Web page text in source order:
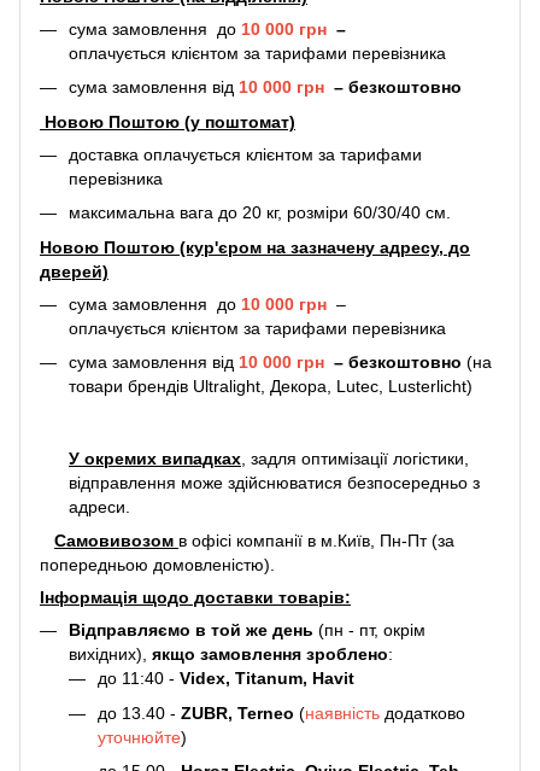
сума замовлення до 10 000 грн –
оплачується клієнтом за тарифами перевізника
сума замовлення від 10 000 грн – безкоштовно
Новою Поштою (у поштомат)
доставка оплачується клієнтом за тарифами
перевізника
максимальна вага до 20 кг, розміри 60/30/40 см.
Новою Поштою (кур'єром на зазначену адресу, до
дверей)
сума замовлення до 10 000 грн –
оплачується клієнтом за тарифами перевізника
сума замовлення від 10 000 грн – безкоштовно (на
товари брендів Ultralight, Декора, Lutec, Lusterlicht)
У окремих випадках , задля оптимізації логістики,
відправлення може здійснюватися безпосередньо з
адреси.
Самовивозом в офісі компанії в м.Київ, Пн-Пт (за
попередньою домовленістю).
Інформація щодо доставки товарів:
Відправляємо в той же день (пн - пт, окрім
вихідних), якщо замовлення зроблено:
до 11:40 - Videx, Titanum, Havit
до 13.40 - ZUBR, Terneo (наявність додатково
уточнюйте)